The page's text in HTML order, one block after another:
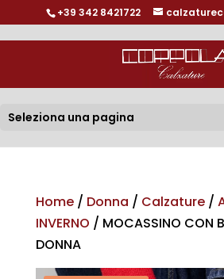
+39 342 8421722
Seleziona una pagina
Home/ Donna / Calzature/
INVERNO / MOCASSINO CON
DONNA